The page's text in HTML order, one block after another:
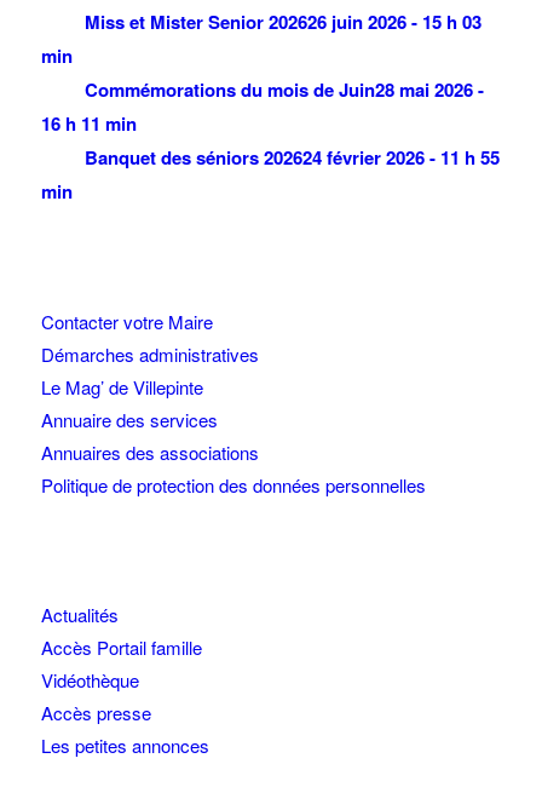
Miss et Mister Senior 202626 juin 2026 - 15 h 03
min
Commémorations du mois de Juin28 mai 2026 -
16 h 11 min
Banquet des séniors 202624 février 2026 - 11 h 55
min
Contacter votre Maire
Démarches administratives
Le Mag’ de Villepinte
Annuaire des services
Annuaires des associations
Politique de protection des données personnelles
Actualités
Accès Portail famille
Vidéothèque
Accès presse
Les petites annonces